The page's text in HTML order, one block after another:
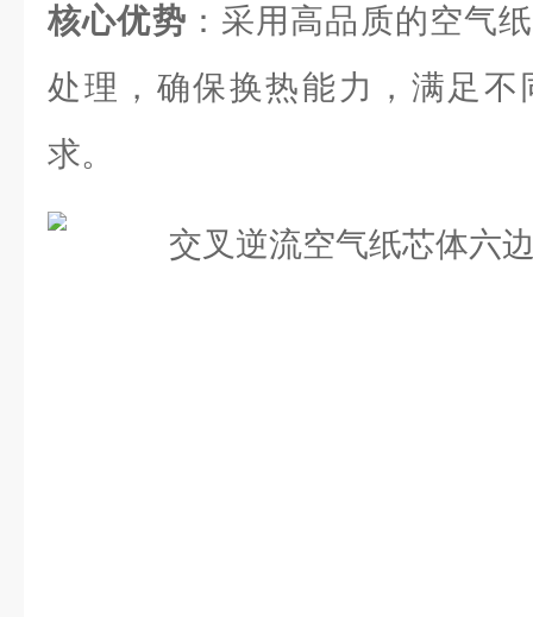
核心优势 ：采用高品质的空气
处理，确保换热能力，满足不
求。